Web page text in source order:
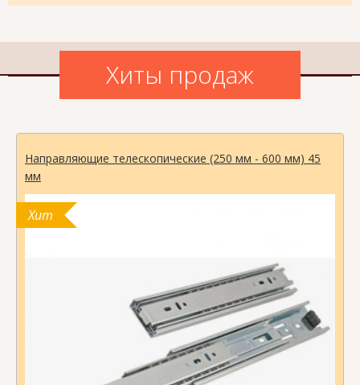
Хиты продаж
Стул Мираж (Цвет в ассортименте)
Хит